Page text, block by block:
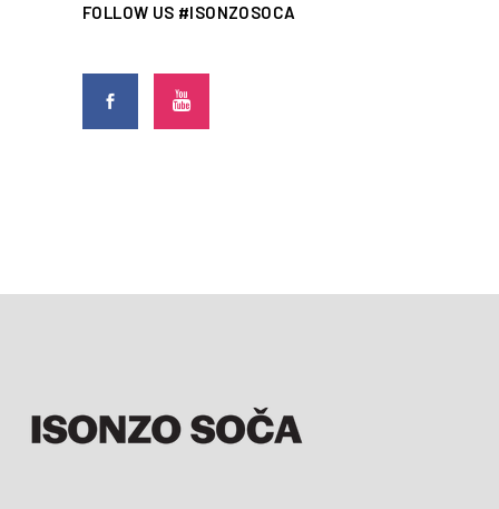
FOLLOW US #ISONZOSOCA